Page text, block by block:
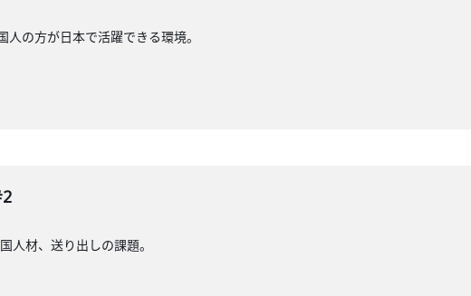
の方が日本で活躍できる環境。
人材、送り出しの課題。